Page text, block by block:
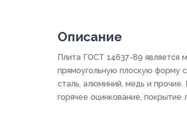
Описание
Плита ГОСТ 14637-89 является
прямоугольную плоскую форму
сталь, алюминий, медь и
горячее оцинкование, покрытие